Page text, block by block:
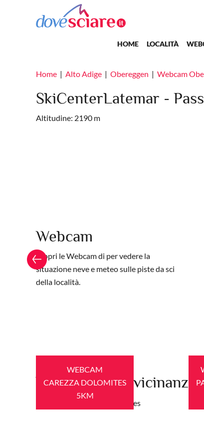
Salta al contenuto principale
Main navigation
HOME LOCALITÀ
Home Alto Adige Obereggen Webcam
SkiCenterLatemar -
Altitudine: 2190 m
Webcam
Scopri le Webcam di per vedere la
situazione neve e meteo sulle piste da sci
della località.
Webcam nelle vicinanze
WEBCAM
CAREZZA DOLOMITES
5KM